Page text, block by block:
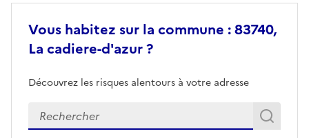
Vous habitez sur la commune : 83740,
La cadiere-d'azur ?
Découvrez les risques alentours à votre adresse
Veuillez renseigner votre adresse exacte